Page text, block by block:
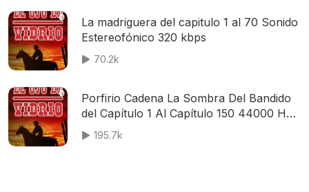
La madriguera del capitulo 1 al 70 Sonido
Estereofónico 320 kbps
70.2k
Porfirio Cadena La Sombra Del Bandido
del Capítulo 1 Al Capítulo 150 44000 Hz
128 Kbps
195.7k